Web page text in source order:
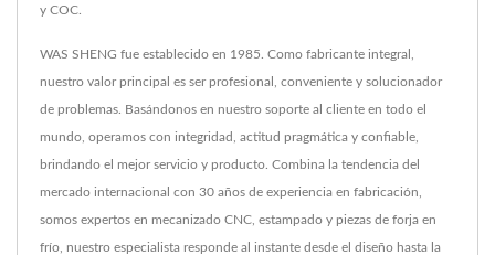
y COC.
WAS SHENG fue establecido en 1985. Como fabricante integral,
nuestro valor principal es ser profesional, conveniente y solucionador
de problemas. Basándonos en nuestro soporte al cliente en todo el
mundo, operamos con integridad, actitud pragmática y confiable,
brindando el mejor servicio y producto. Combina la tendencia del
mercado internacional con 30 años de experiencia en fabricación,
somos expertos en mecanizado CNC, estampado y piezas de forja en
frío, nuestro especialista responde al instante desde el diseño hasta la